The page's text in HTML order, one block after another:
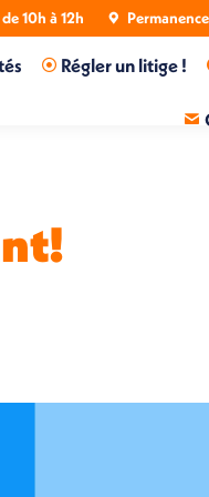
10h à 12h
Régler un litige !